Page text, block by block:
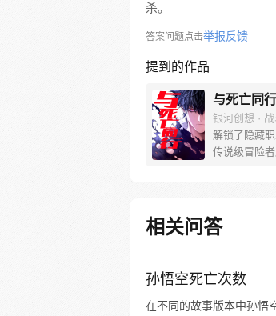
杀。
答案问题点击举报反馈
提到的作品
与死亡同
银河创想 ·
解锁了隐藏
传说级冒险
相关问答
孙悟空死亡次数
在不同的故事版本中孙悟